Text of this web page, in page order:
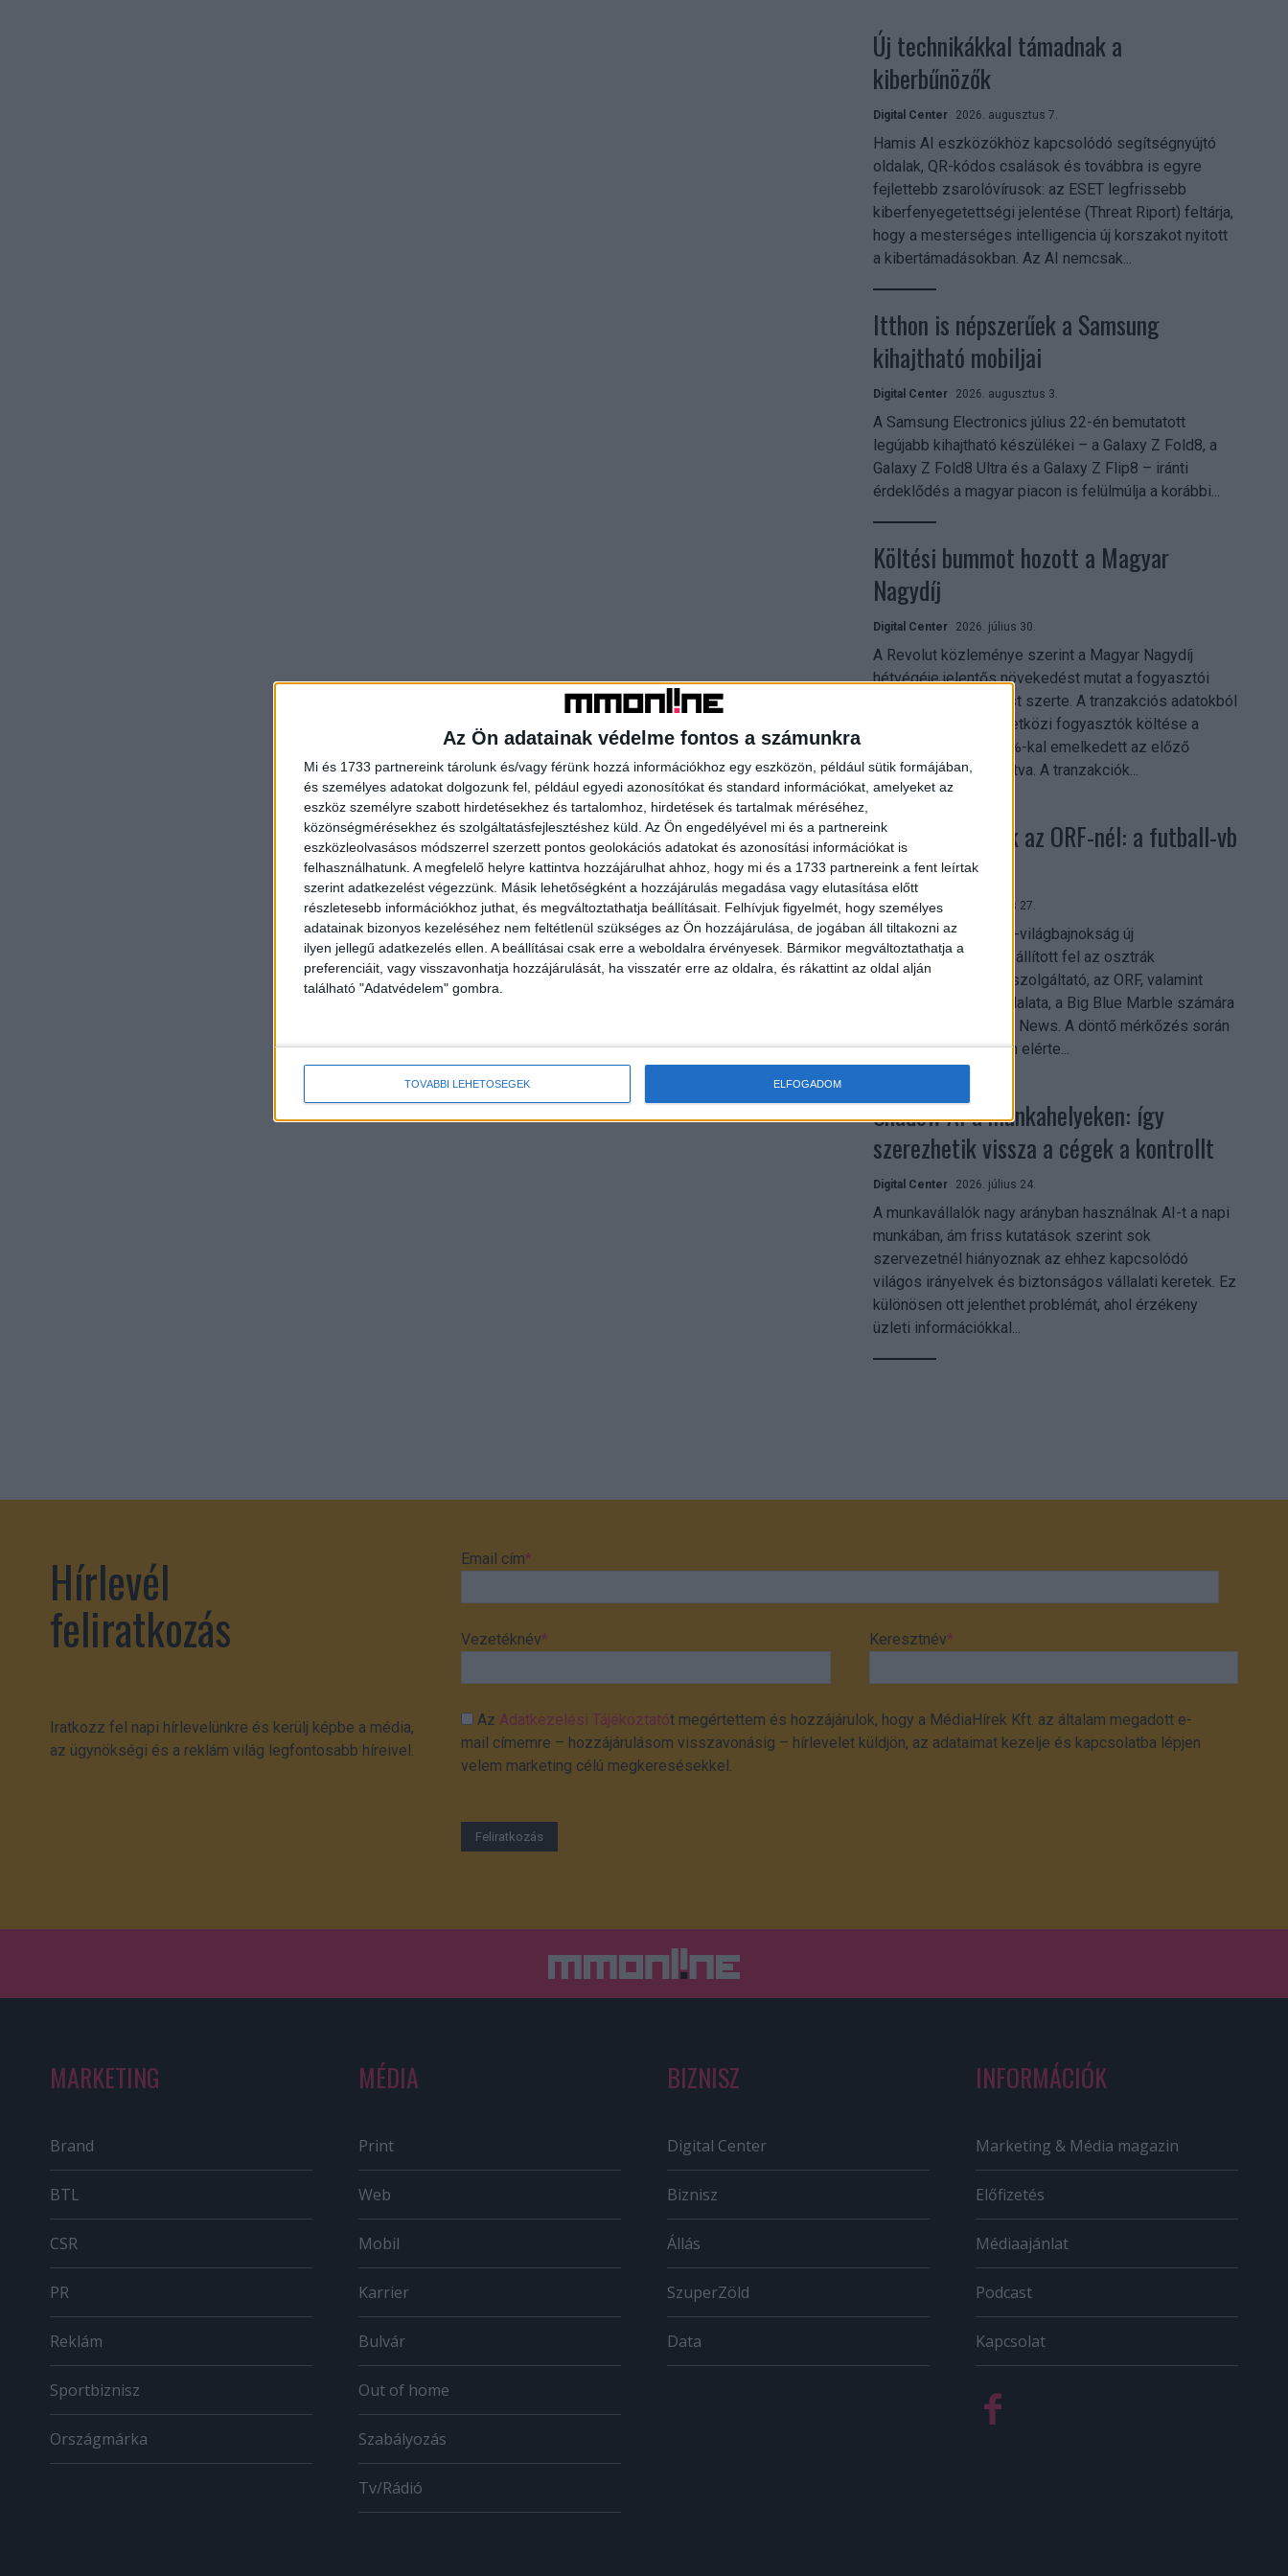
Az Ön adatainak védelme fontos a számunkra
Mi és 1733 partnereink tárolunk és/vagy férünk hozzá információkhoz egy eszközön, például sütik formájában,
és személyes adatokat dolgozunk fel, például egyedi azonosítókat és standard információkat, amelyeket az
eszköz személyre szabott hirdetésekhez és tartalomhoz, hirdetések és tartalmak méréséhez,
közönségmérésekhez és szolgáltatásfejlesztéshez küld. Az Ön engedélyével mi és a partnereink
eszközleolvasásos módszerrel szerzett pontos geolokációs adatokat és azonosítási információkat is
felhasználhatunk. A megfelelő helyre kattintva hozzájárulhat ahhoz, hogy mi és a 1733 partnereink a fent leírtak
szerint adatkezelést végezzünk. Másik lehetőségként a hozzájárulás megadása vagy elutasítása előtt
részletesebb információkhoz juthat, és megváltoztathatja beállításait. Felhívjuk figyelmét, hogy személyes
adatainak bizonyos kezeléséhez nem feltétlenül szükséges az Ön hozzájárulása, de jogában áll tiltakozni az
ilyen jellegű adatkezelés ellen. A beállításai csak erre a weboldalra érvényesek. Bármikor megváltoztathatja a
preferenciáit, vagy visszavonhatja hozzájárulását, ha visszatér erre az oldalra, és rákattint az oldal alján
található "Adatvédelem" gombra.
TOVÁBBI LEHETŐSÉGEK ELFOGADOM
Új technikákkal támadnak a
kiberbűnözők
Digital Center 2026. augusztus 7.
Hamis AI eszközökhöz kapcsolódó segítségnyújtó
oldalak, QR-kódos csalások és továbbra is egyre
fejlettebb zsarolóvírusok: az ESET legfrissebb
kiberfenyegetettségi jelentése (Threat Riport) feltárja,
hogy a mesterséges intelligencia új korszakot nyitott
a kibertámadásokban. Az AI nemcsak...
Itthon is népszerűek a Samsung
kihajtható mobiljai
Digital Center 2026. augusztus 3.
A Samsung Electronics július 22-én bemutatott
legújabb kihajtható készülékei – a Galaxy Z Fold8, a
Galaxy Z Fold8 Ultra és a Galaxy Z Flip8 – iránti
érdeklődés a magyar piacon is felülmúlja a korábbi...
Költési bummot hozott a Magyar
Nagydíj
Digital Center 2026. július 30.
A Revolut közleménye szerint a Magyar Nagydíj
hétvégéje jelentős növekedést mutat a fogyasztói
aktivitásban Budapest szerte. A tranzakciós adatokból
kiderül, hogy a nemzetközi fogyasztók költése a
versenyhétvégén 26%-kal emelkedett az előző
hétvégéhez viszonyítva. A tranzakciók...
Rekordok dőltek az ORF-nél: a futball-vb
mindent vitt
Digital Center 2026. július 27.
A 2026-os labdarúgó-világbajnokság új
streamingrekordokat állított fel az osztrák
közszolgálati műsorszolgáltató, az ORF, valamint
technológiai leányvállalata, a Big Blue Marble számára
– írja a Broadband TV News. A döntő mérkőzés során
az átlagos nézőszám elérte...
Shadow AI a munkahelyeken: így
szerezhetik vissza a cégek a kontrollt
Digital Center 2026. július 24.
A munkavállalók nagy arányban használnak AI-t a napi
munkában, ám friss kutatások szerint sok
szervezetnél hiányoznak az ehhez kapcsolódó
világos irányelvek és biztonságos vállalati keretek. Ez
különösen ott jelenthet problémát, ahol érzékeny
üzleti információkkal...
Hírlevél
feliratkozás
Iratkozz fel napi hírlevelünkre és kerülj képbe a média,
az ügynökségi és a reklám világ legfontosabb híreivel.
Email cím*
Vezetéknév* Keresztnév*
AzAdatkezelési Tájékoztatót megértettem és hozzájárulok, hogy a MédiaHírek Kft. az általam megadott e-
mail címemre – hozzájárulásom visszavonásig – hírlevelet küldjön, az adataimat kezelje és kapcsolatba lépjen
velem marketing célú megkeresésekkel.
MARKETING
Brand
BTL
CSR
PR
Reklám
Sportbiznisz
Országmárka
MÉDIA
Print
Web
Mobil
Karrier
Bulvár
Out of home
Szabályozás
Tv/Rádió
BIZNISZ
Digital Center
Biznisz
Állás
SzuperZöld
Data
INFORMÁCIÓK
Marketing & Média magazin
Előfizetés
Médiaajánlat
Podcast
Kapcsolat